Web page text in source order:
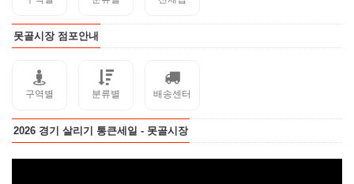
못골시장 점포안내
구역별 분류별 배송센터
2026 경기 살리기 통큰세일 - 못골시장